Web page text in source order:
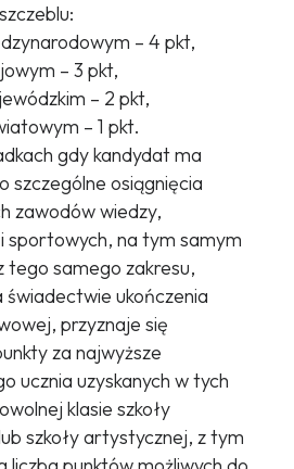
– 4 pkt,
– 3 pkt,
– 2 pkt,
– 1 pkt.
gdy kandydat ma
szczególne osiągnięcia
zawodów wiedzy,
sportowych, na tym samym
tego samego zakresu,
świadectwie ukończenia
przyznaje się
za najwyższe
ucznia uzyskanych w tych
klasie szkoły
szkoły artystycznej, z tym